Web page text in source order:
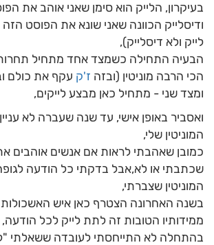
בעיקרון, הלייק הוא סימן שאני אוהב את
ודיסלייק הכוונה שאני שונא את הפוסט
לייק ולא דיסלייק),
הבעיה התחילה כשמצד אחד מתחיל תחרות
הכי הרבה מוניטין (ובזה ז'ק עקף את כולם
ומצד שני - מתחיל כאן מבצע לייקים,
ואסביר באופן אישי, עד שנה שעברה לא
המוניטין שלי,
כמובן שאהבתי לראות אם אנשים אוהבים
שכתבתי או לא,אבל בדקתי כל הודעה
המוניטין שצברתי,
בשנה האחרונה הצטרף כאן איש האשכולות
ממידותיו הטובות זה לתת לייק לכל הודעה,
בהתחלה לא התייחסתי לעובדה ששאלתי